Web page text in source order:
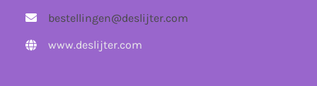
bestellingen@deslijter.com
www.deslijter.com